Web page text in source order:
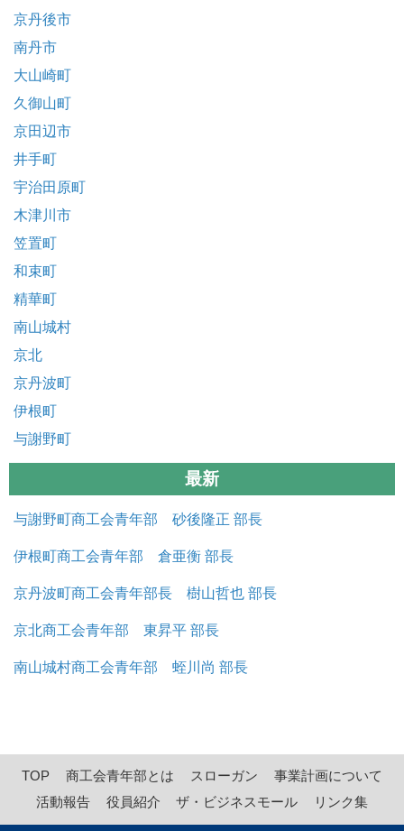
京丹後市
南丹市
大山崎町
久御山町
京田辺市
井手町
宇治田原町
木津川市
笠置町
和束町
精華町
南山城村
京北
京丹波町
伊根町
与謝野町
最新
与謝野町商工会青年部 砂後隆正 部長
伊根町商工会青年部 倉亜衡 部長
京丹波町商工会青年部長 樹山哲也 部長
京北商工会青年部 東昇平 部長
南山城村商工会青年部 蛭川尚 部長
TOP 商工会青年部とは スローガン
事業計画について
活動報告
役員紹介 ザ・ビジネスモール リンク集